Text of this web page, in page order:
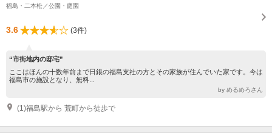
福島・二本松／公園・庭園
3.6 (3件)
“市街地内の邸宅”
ここはほんの十数年前まで日銀の福島支社の方とその家族が住んでいた家です。今は
福島市の施設となり、無料...
by めるめろさん
(1)福島駅から 荒町から徒歩で